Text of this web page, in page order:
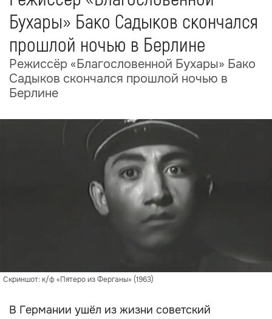
Бухары» Бако Садыков скончался
прошлой ночью в Берлине
Режиссёр «Благословенной Бухары» Бако
Садыков скончался прошлой ночью в
Берлине
Скриншот: к/ф «Пятеро из Ферганы» (1963)
В Германии ушёл из жизни советский